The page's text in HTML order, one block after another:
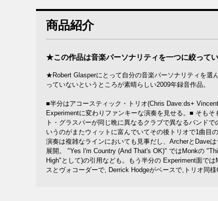
商品紹介
★この作品は音楽パーソナリティを一つに絞って
★Robert Glasperにとって自分の音楽パーソナリティを選
っていないというところが素晴らしい2009年録音作品。
■半分はアコースティック・トリオ(Chris Dave:ds+
Experimentに変わりファンキーな演奏を見せる。■ そも
ト・グラスパーが同じ晩に異なるクラブで異なるバンド
いうのがまたウィットに富んでいてその後トリオで1曲目
演奏は複雑なラインにおいても見事だし、ArcherとDave
展開。 "Yes I'm Country (And That's OK)" ではMonkの
High"として)の引用なども。もう半分の Experiment面で
スとヴォコーダーで, Derrick Hodgeがベースで,トリオ同